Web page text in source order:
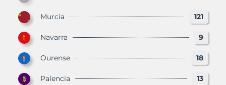
Murcia 121
Navarra 9
Ourense 18
Palencia 13